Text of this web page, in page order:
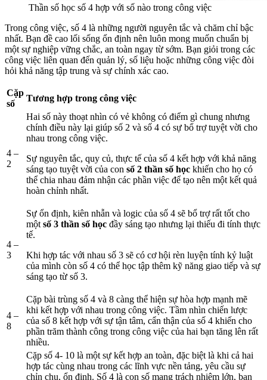
Thần số học số 4 hợp với số nào trong công việc
Trong công việc, số 4 là những người nguyên tắc và chăm chỉ bậc
nhất. Bạn đề cao lối sống ổn định nên luôn mong muốn chuẩn bị
một sự nghiệp vững chắc, an toàn ngay từ sớm. Bạn giỏi trong các
công việc liên quan đến quản lý, số liệu hoặc những công việc đòi
hỏi khả năng tập trung và sự chính xác cao.
Cặp
số
Tương hợp trong công việc
4 –
2
Hai số này thoạt nhìn có vẻ không có điểm gì chung nhưng
chính điều này lại giúp số 2 và số 4 có sự bổ trợ tuyệt vời cho
nhau trong công việc.
Sự nguyên tắc, quy củ, thực tế của số 4 kết hợp với khả năng
sáng tạo tuyệt vời của con số 2 thần số học khiến cho họ có
thể chia nhau đảm nhận các phần việc để tạo nên một kết quả
hoàn chỉnh nhất.
4 –
3
Sự ổn định, kiên nhẫn và logic của số 4 sẽ bổ trợ rất tốt cho
một số 3 thần số học đầy sáng tạo nhưng lại thiếu đi tính thực
tế.
Khi hợp tác với nhau số 3 sẽ có cơ hội rèn luyện tính kỷ luật
của mình còn số 4 có thể học tập thêm kỹ năng giao tiếp và sự
sáng tạo từ số 3.
4 –
8
Cặp bài trùng số 4 và 8 càng thể hiện sự hòa hợp mạnh mẽ
khi kết hợp với nhau trong công việc. Tầm nhìn chiến lược
của số 8 kết hợp với sự tận tâm, cẩn thận của số 4 khiến cho
phần trăm thành công trong công việc của hai bạn tăng lên rất
nhiều.
Cặp số 4- 10 là một sự kết hợp an toàn, đặc biệt là khi cả hai
hợp tác cùng nhau trong các lĩnh vực nền tảng, yêu cầu sự
chỉn chu, ổn định. Số 4 là con số mang trách nhiệm lớn, bạn